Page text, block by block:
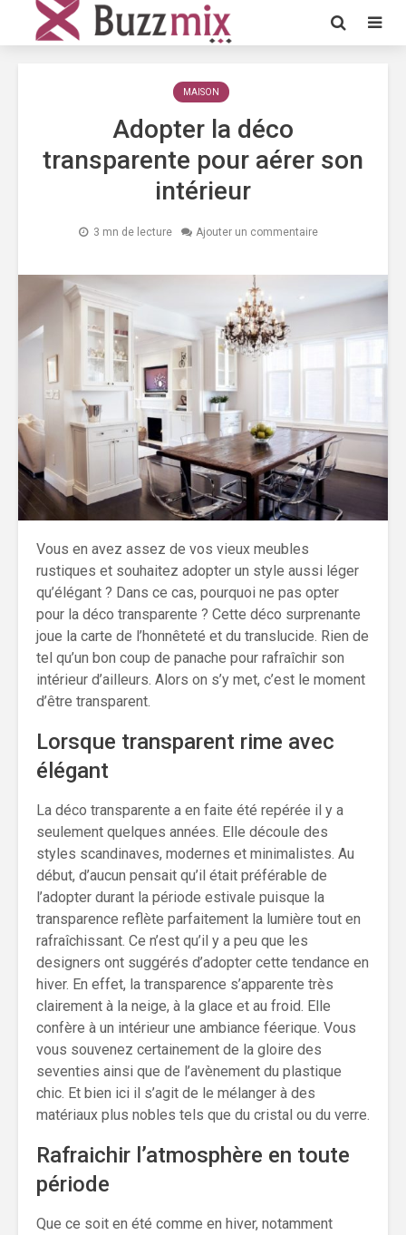
MAISON
Adopter la déco
transparente pour aérer son
intérieur
3 mn de lecture Ajouter un commentaire
Vous en avez assez de vos vieux meubles
rustiques et souhaitez adopter un style aussi léger
qu’élégant ? Dans ce cas, pourquoi ne pas opter
pour la déco transparente ? Cette déco surprenante
joue la carte de l’honnêteté et du translucide. Rien de
tel qu’un bon coup de panache pour rafraîchir son
intérieur d’ailleurs. Alors on s’y met, c’est le moment
d’être transparent.
Lorsque transparent rime avec
élégant
La déco transparente a en faite été repérée il y a
seulement quelques années. Elle découle des
styles scandinaves, modernes et minimalistes. Au
début, d’aucun pensait qu’il était préférable de
l’adopter durant la période estivale puisque la
transparence reflète parfaitement la lumière tout en
rafraîchissant. Ce n’est qu’il y a peu que les
designers ont suggérés d’adopter cette tendance en
hiver. En effet, la transparence s’apparente très
clairement à la neige, à la glace et au froid. Elle
confère à un intérieur une ambiance féerique. Vous
vous souvenez certainement de la gloire des
seventies ainsi que de l’avènement du plastique
chic. Et bien ici il s’agit de le mélanger à des
matériaux plus nobles tels que du cristal ou du verre.
Rafraichir l’atmosphère en toute
période
Que ce soit en été comme en hiver, notamment